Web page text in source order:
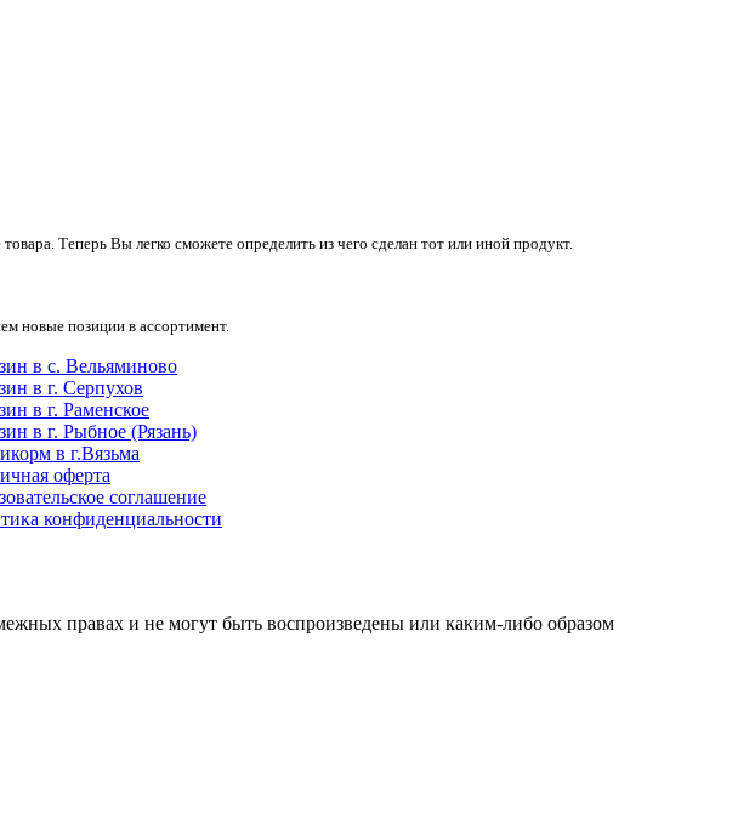
Теперь Вы легко сможете определить из чего сделан тот или иной продукт.
новые позиции в ассортимент.
в с. Вельяминово
в г. Серпухов
в г. Раменское
в г. Рыбное (Рязань)
в г.Вязьма
оферта
соглашение
конфиденциальности
правах и не могут быть воспроизведены или каким-либо образом